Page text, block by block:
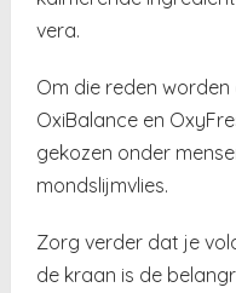
vera.
Om die reden
OxiBalance en
gekozen onder
mondslijmvlies.
Zorg verder dat je
de kraan is de